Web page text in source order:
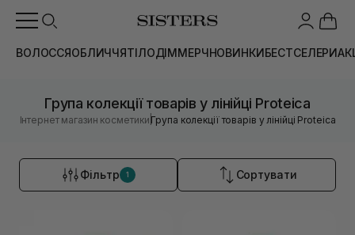
ВОЛОССЯОБЛИЧЧЯТІЛОДІММЕРЧНОВИНКИБЕСТСЕЛЕРИ
Група колекції товарів у лінійці Proteica
Інтернет магазин косметики |Група колекції товарів у лінійці Proteica
Фільтр 1 Сортувати